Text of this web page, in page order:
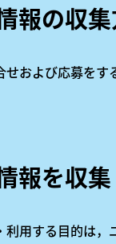
報の収集
せおよび応募を
報を収集
用する目的は，